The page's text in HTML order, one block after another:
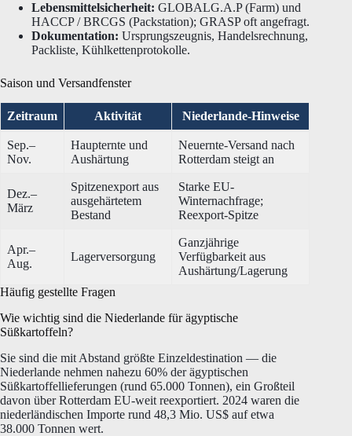
Lebensmittelsicherheit: GLOBALG.A.P (Farm) und
HACCP / BRCGS (Packstation); GRASP oft angefragt.
Dokumentation: Ursprungszeugnis, Handelsrechnung,
Packliste, Kühlkettenprotokolle.
Saison und Versandfenster
Zeitraum Aktivität Niederlande-Hinweise
Sep.–
Nov.
Haupternte und
Aushärtung
Neuernte-Versand nach
Rotterdam steigt an
Dez.–
März
Spitzenexport aus
ausgehärtetem
Bestand
Starke EU-
Winternachfrage;
Reexport-Spitze
Apr.–
Aug.
Lagerversorgung
Ganzjährige
Verfügbarkeit aus
Aushärtung/Lagerung
Häufig gestellte Fragen
Wie wichtig sind die Niederlande für ägyptische
Süßkartoffeln?
Sie sind die mit Abstand größte Einzeldestination — die
Niederlande nehmen nahezu 60% der ägyptischen
Süßkartoffellieferungen (rund 65.000 Tonnen), ein Großteil
davon über Rotterdam EU-weit reexportiert. 2024 waren die
niederländischen Importe rund 48,3 Mio. US$ auf etwa
38.000 Tonnen wert.